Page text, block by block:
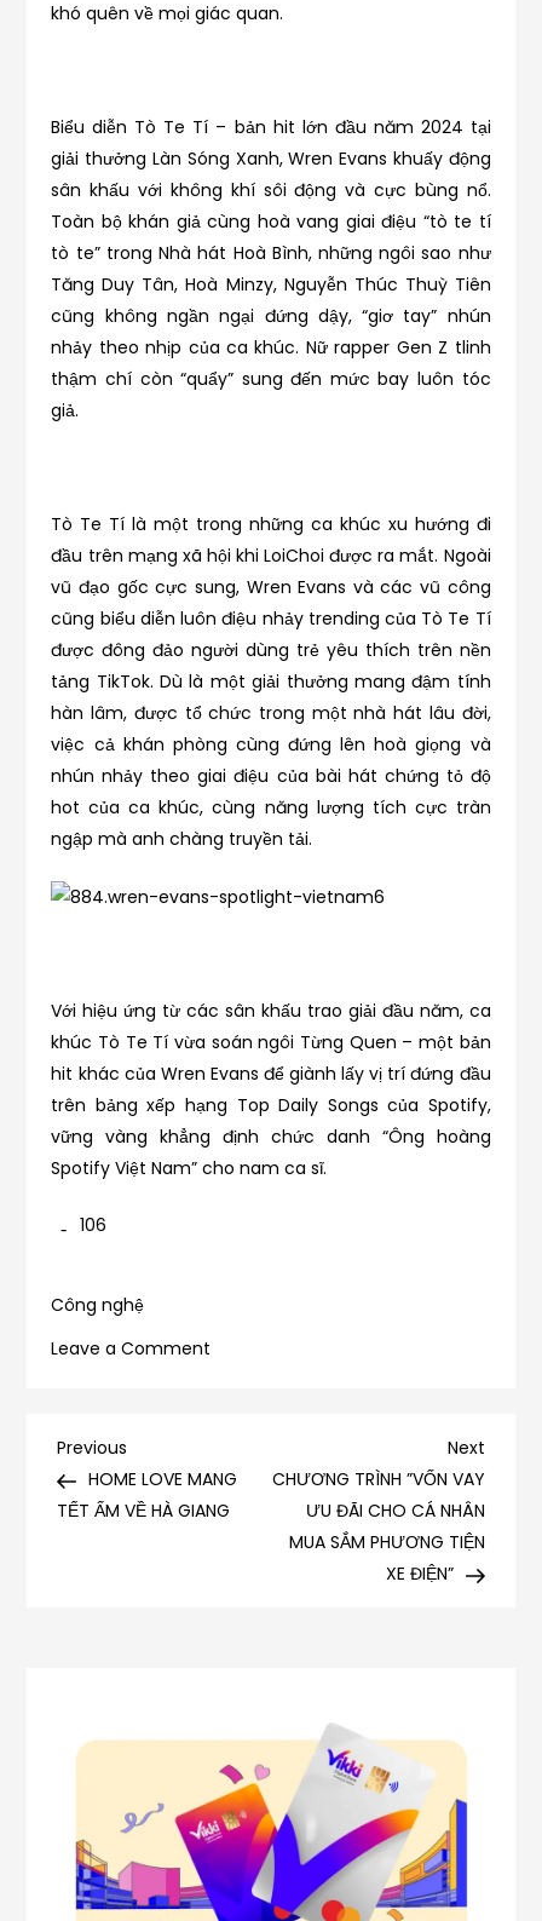
khó quên về mọi giác quan.
Biểu diễn Tò Te Tí – bản hit lớn đầu năm 2024 tại
giải thưởng Làn Sóng Xanh, Wren Evans khuấy động
sân khấu với không khí sôi động và cực bùng nổ.
Toàn bộ khán giả cùng hoà vang giai điệu “tò te tí
tò te” trong Nhà hát Hoà Bình, những ngôi sao như
Tăng Duy Tân, Hoà Minzy, Nguyễn Thúc Thuỳ Tiên
cũng không ngần ngại đứng dậy, “giơ tay” nhún
nhảy theo nhịp của ca khúc. Nữ rapper Gen Z tlinh
thậm chí còn “quẩy” sung đến mức bay luôn tóc
giả.
Tò Te Tí là một trong những ca khúc xu hướng đi
đầu trên mạng xã hội khi LoiChoi được ra mắt. Ngoài
vũ đạo gốc cực sung, Wren Evans và các vũ công
cũng biểu diễn luôn điệu nhảy trending của Tò Te Tí
được đông đảo người dùng trẻ yêu thích trên nền
tảng TikTok. Dù là một giải thưởng mang đậm tính
hàn lâm, được tổ chức trong một nhà hát lâu đời,
việc cả khán phòng cùng đứng lên hoà giọng và
nhún nhảy theo giai điệu của bài hát chứng tỏ độ
hot của ca khúc, cùng năng lượng tích cực tràn
ngập mà anh chàng truyền tải.
Với hiệu ứng từ các sân khấu trao giải đầu năm, ca
khúc Tò Te Tí vừa soán ngôi Từng Quen – một bản
hit khác của Wren Evans để giành lấy vị trí đứng đầu
trên bảng xếp hạng Top Daily Songs của Spotify,
vững vàng khẳng định chức danh “Ông hoàng
Spotify Việt Nam” cho nam ca sĩ.
106
Công nghệ
Leave a Comment
QUÉT’
LOẠT
Điều
hướng
Previous
Post
Previous
HOME LOVE MANG
TẾT ẤM VỀ HÀ GIANG
Next
Post
Next
CHƯƠNG TRÌNH ”VỐN VAY
ƯU ĐÃI CHO CÁ NHÂN
MUA SẮM PHƯƠNG TIỆN
XE ĐIỆN”